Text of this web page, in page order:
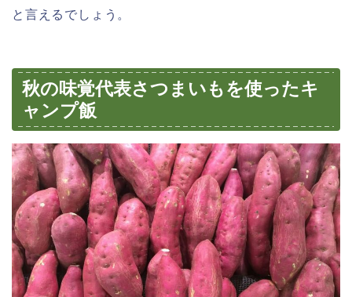
と言えるでしょう。
秋の味覚代表さつまいもを使ったキ
ャンプ飯